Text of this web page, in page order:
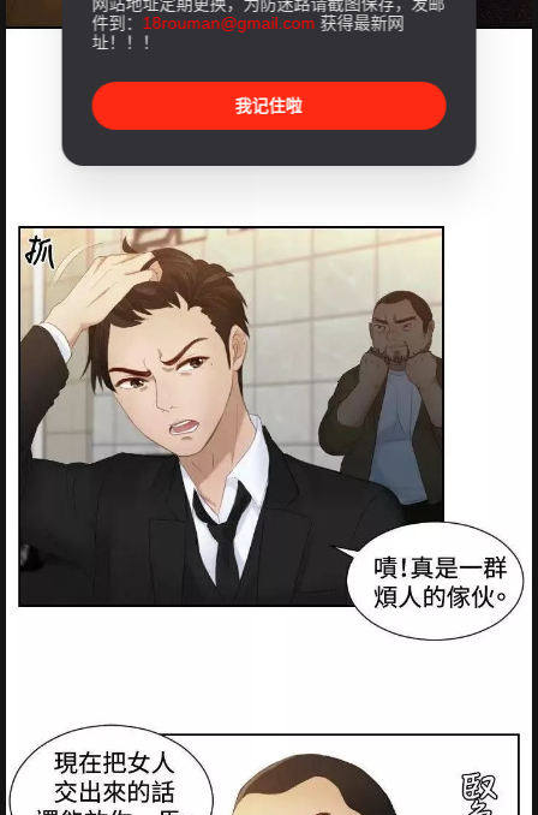
件到： 18rouman@gmail.com 获得最新网
址！！！
我记住啦